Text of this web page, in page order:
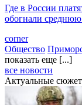
Где в России
обогнали среднюю
corner
Общество
показать еще [...]
все новости
Актуальные